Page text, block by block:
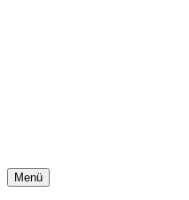
Menü